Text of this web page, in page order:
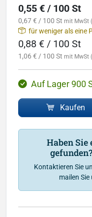
0,55 € / 100 St
0,67 € / 100 St mit MwSt
für weniger als eine
0,88 € / 100 St
1,06 € / 100 St mit MwSt
Auf Lager 900
Kaufen
Haben Sie
Kontaktieren Sie
mailen Sie